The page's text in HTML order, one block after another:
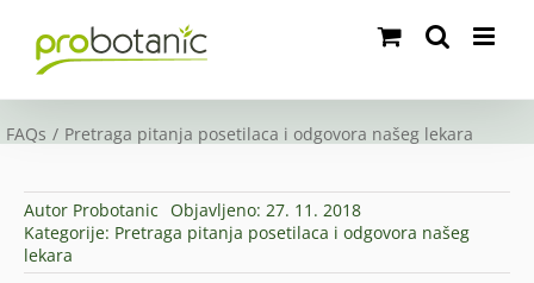
content
FAQs Pretraga pitanja posetilaca i odgovora našeg lekara
Autor Probotanic Objavljeno: 27. 11. 2018
Kategorije: Pretraga pitanja posetilaca i odgovora našeg
lekara